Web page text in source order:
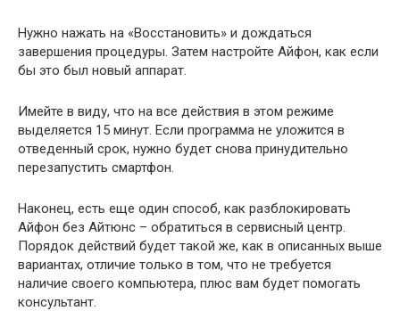
Нужно нажать на «Восстановить» и дождаться
завершения процедуры. Затем настройте Айфон, как если
бы это был новый аппарат.
Имейте в виду, что на все действия в этом режиме
выделяется 15 минут. Если программа не уложится в
отведенный срок, нужно будет снова принудительно
перезапустить смартфон.
Наконец, есть еще один способ, как разблокировать
Айфон без Айтюнс – обратиться в сервисный центр.
Порядок действий будет такой же, как в описанных выше
вариантах, отличие только в том, что не требуется
наличие своего компьютера, плюс вам будет помогать
консультант.